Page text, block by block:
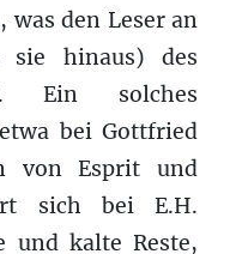
den Leser an
sie hinaus) des
Ein solches
bei Gottfried
von Esprit und
sich bei E.H.
und kalte Reste,